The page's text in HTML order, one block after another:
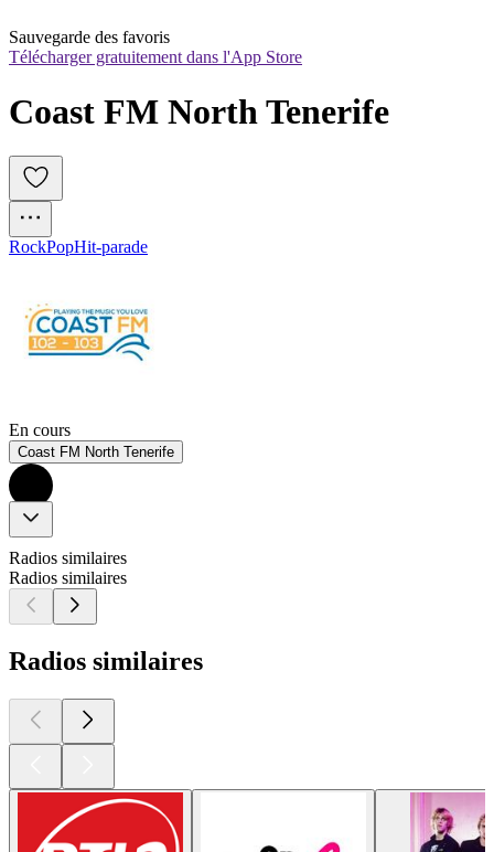
Sauvegarde des favoris
Télécharger gratuitement dans l'App Store
RockPopHit-parade
En cours
Coast FM North Tenerife
Radios similaires
Radios similaires
Radios similaires